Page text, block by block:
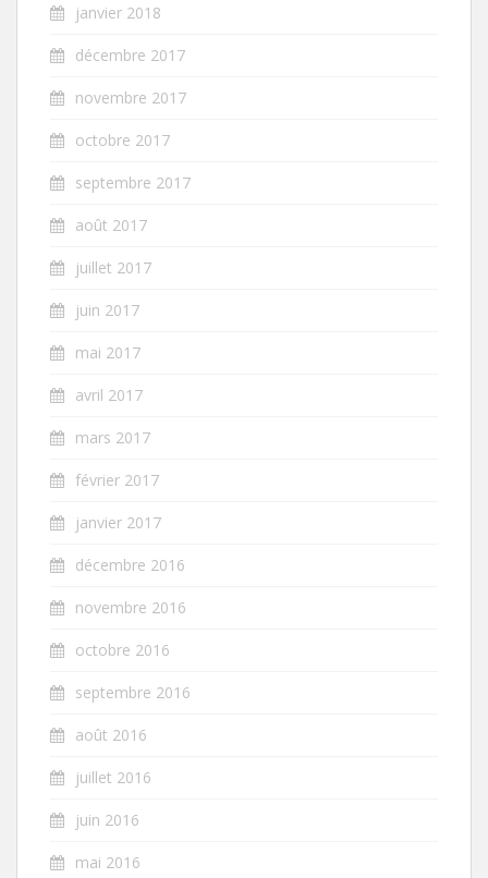
janvier 2018
décembre 2017
novembre 2017
octobre 2017
septembre 2017
août 2017
juillet 2017
juin 2017
mai 2017
avril 2017
mars 2017
février 2017
janvier 2017
décembre 2016
novembre 2016
octobre 2016
septembre 2016
août 2016
juillet 2016
juin 2016
mai 2016